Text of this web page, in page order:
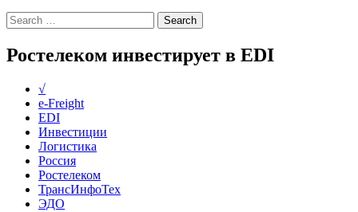
Ростелеком инвестирует в EDI
√
e-Freight
EDI
Инвестиции
Логистика
Россия
Ростелеком
ТрансИнфоТех
ЭДО